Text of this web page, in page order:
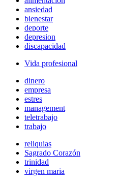
ansiedad
bienestar
deporte
depresion
discapacidad
Vida profesional
dinero
empresa
estres
management
teletrabajo
trabajo
reliquias
Sagrado Corazón
trinidad
virgen maria